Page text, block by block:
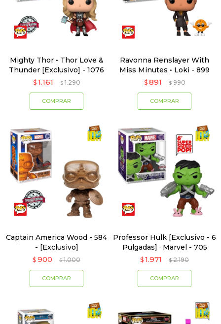
Mighty Thor • Thor Love &
Thunder [Exclusivo] - 1076
$ 1.161 $ 1.290
Ravonna Renslayer With
Miss Minutes • Loki - 899
$ 891 $ 990
Captain America Wood - 584
- [Exclusivo]
$ 900 $ 1.000
Professor Hulk [Exclusivo - 6
Pulgadas] · Marvel - 705
$ 1.971 $ 2.190